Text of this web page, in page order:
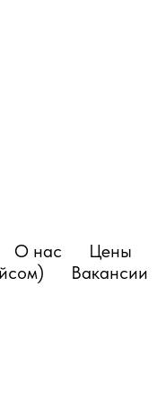
О нас Цены
Вакансии